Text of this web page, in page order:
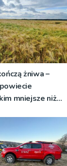
żniwa –
mniejsze niż